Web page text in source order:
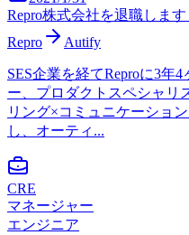
Repro株式会社を退職します
Repro
Autify
SES企業を経てReproに3年
ー、プロダクトスペシャリ
リング×コミュニケーショ
し、オーティ...
CRE
マネージャー
エンジニア